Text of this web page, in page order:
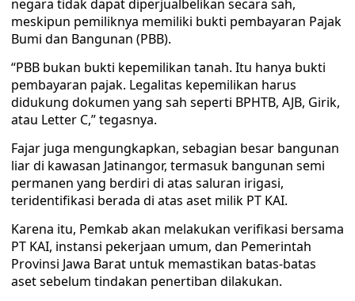
negara tidak dapat diperjualbelikan secara sah,
meskipun pemiliknya memiliki bukti pembayaran Pajak
Bumi dan Bangunan (PBB).
“PBB bukan bukti kepemilikan tanah. Itu hanya bukti
pembayaran pajak. Legalitas kepemilikan harus
didukung dokumen yang sah seperti BPHTB, AJB, Girik,
atau Letter C,” tegasnya.
Fajar juga mengungkapkan, sebagian besar bangunan
liar di kawasan Jatinangor, termasuk bangunan semi
permanen yang berdiri di atas saluran irigasi,
teridentifikasi berada di atas aset milik PT KAI.
Karena itu, Pemkab akan melakukan verifikasi bersama
PT KAI, instansi pekerjaan umum, dan Pemerintah
Provinsi Jawa Barat untuk memastikan batas-batas
aset sebelum tindakan penertiban dilakukan.